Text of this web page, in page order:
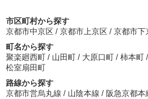
市区町村から探す
京都市中京区 / 京都市上京区 / 京都市下
町名から探す
聚楽廻西町 / 山田町 / 大原口町 / 柿本町 /
松室扇田町
路線から探す
京都市営烏丸線 / 山陰本線 / 阪急京都本